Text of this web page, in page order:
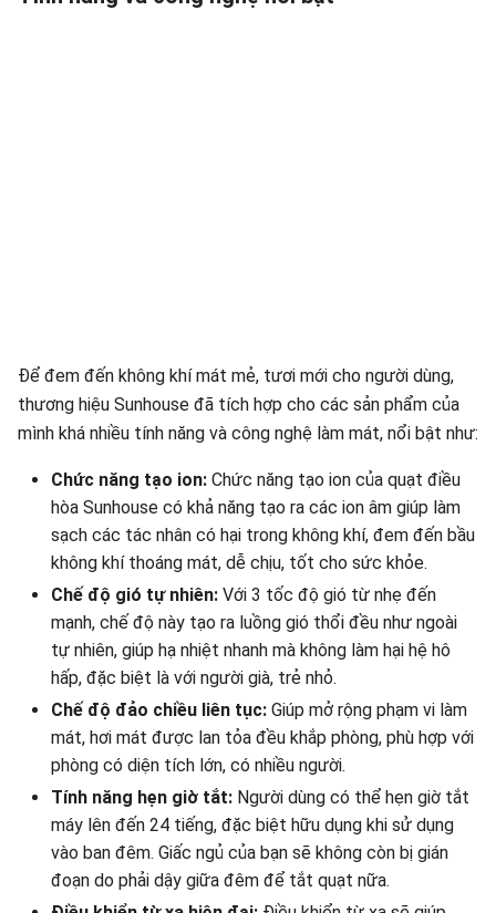
Để đem đến không khí mát mẻ, tươi mới cho người dùng,
thương hiệu Sunhouse đã tích hợp cho các sản phẩm của
mình khá nhiều tính năng và công nghệ làm mát, nổi bật như:
Chức năng tạo ion: Chức năng tạo ion của quạt điều
hòa Sunhouse có khả năng tạo ra các ion âm giúp làm
sạch các tác nhân có hại trong không khí, đem đến bầu
không khí thoáng mát, dễ chịu, tốt cho sức khỏe.
Chế độ gió tự nhiên: Với 3 tốc độ gió từ nhẹ đến
mạnh, chế độ này tạo ra luồng gió thổi đều như ngoài
tự nhiên, giúp hạ nhiệt nhanh mà không làm hại hệ hô
hấp, đặc biệt là với người già, trẻ nhỏ.
Chế độ đảo chiều liên tục: Giúp mở rộng phạm vi làm
mát, hơi mát được lan tỏa đều khắp phòng, phù hợp với
phòng có diện tích lớn, có nhiều người.
Tính năng hẹn giờ tắt: Người dùng có thể hẹn giờ tắt
máy lên đến 24 tiếng, đặc biệt hữu dụng khi sử dụng
vào ban đêm. Giấc ngủ của bạn sẽ không còn bị gián
đoạn do phải dậy giữa đêm để tắt quạt nữa.